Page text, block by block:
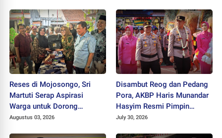
Reses di Mojosongo, Sri
Martuti Serap Aspirasi
Warga untuk Dorong
Ekonomi Kreatif dan Kota
Augustus 03, 2026
Disambut Reog dan Pedang
Pora, AKBP Haris Munandar
Hasyim Resmi Pimpin
Polres Wonogiri
July 30, 2026